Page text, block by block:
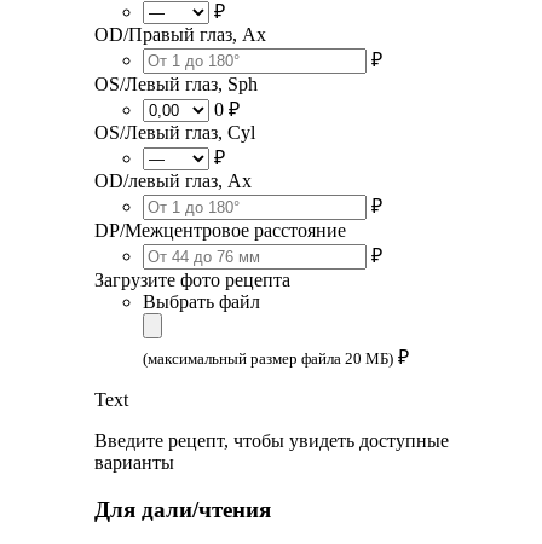
₽
OD/Правый глаз, Ax
₽
OS/Левый глаз, Sph
0 ₽
OS/Левый глаз, Cyl
₽
OD/левый глаз, Ax
₽
DP/Межцентровое расстояние
₽
Загрузите фото рецепта
Выбрать файл
(максимальный размер файла 20 МБ) ₽
Text
Введите рецепт, чтобы увидеть доступные
варианты
Для дали/чтения